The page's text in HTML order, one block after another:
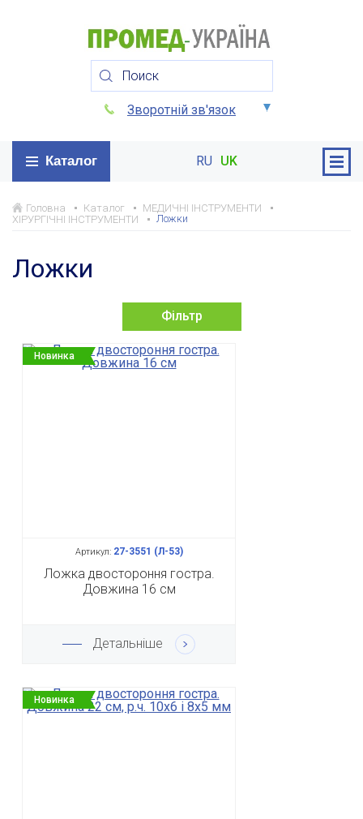
Зворотній зв'язок
Каталог RU UK
Головна Каталог
МЕДИЧНІ ІНСТРУМЕНТИ
ХІРУРГІЧНІ ІНСТРУМЕНТИ
Ложки
Ложки
Фільтр
Новинка
Артикул:27-3551 (Л-53)
Ложка двостороння гостра.
Довжина 16 см
Детальніше
Новинка